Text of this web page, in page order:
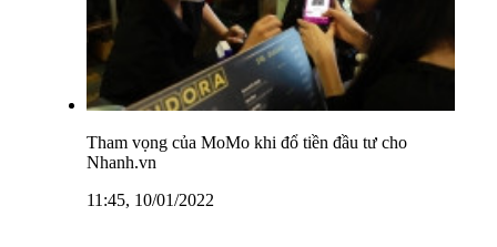
Tham vọng của MoMo khi đổ tiền đầu tư cho
Nhanh.vn
11:45, 10/01/2022